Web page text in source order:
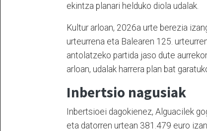
ekintza planari helduko diola udalak.
Kultur arloan, 2026a urte berezia
urteurrena eta Balearen 125.
antolatzeko partida jaso dute
arloan, udalak harrera plan bat
Inbertsio nagusiak
Inbertsioei dagokienez, Alguacilek
eta datorren urtean 381.479 euro